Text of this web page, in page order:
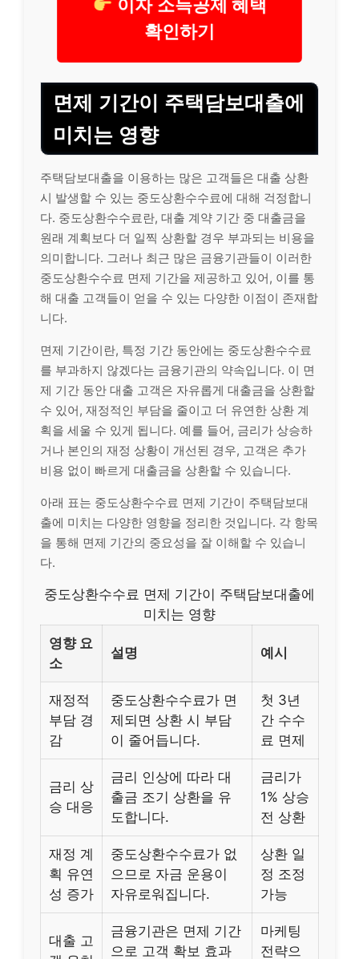
이자 소득공제 혜택
확인하기
면제 기간이 주택담보대출에
미치는 영향
주택담보대출을 이용하는 많은 고객들은 대출 상환
시 발생할 수 있는 중도상환수수료에 대해 걱정합니
다. 중도상환수수료란, 대출 계약 기간 중 대출금을
원래 계획보다 더 일찍 상환할 경우 부과되는 비용을
의미합니다. 그러나 최근 많은 금융기관들이 이러한
중도상환수수료 면제 기간을 제공하고 있어, 이를 통
해 대출 고객들이 얻을 수 있는 다양한 이점이 존재합
니다.
면제 기간이란, 특정 기간 동안에는 중도상환수수료
를 부과하지 않겠다는 금융기관의 약속입니다. 이 면
제 기간 동안 대출 고객은 자유롭게 대출금을 상환할
수 있어, 재정적인 부담을 줄이고 더 유연한 상환 계
획을 세울 수 있게 됩니다. 예를 들어, 금리가 상승하
거나 본인의 재정 상황이 개선된 경우, 고객은 추가
비용 없이 빠르게 대출금을 상환할 수 있습니다.
아래 표는 중도상환수수료 면제 기간이 주택담보대
출에 미치는 다양한 영향을 정리한 것입니다. 각 항목
을 통해 면제 기간의 중요성을 잘 이해할 수 있습니
다.
중도상환수수료 면제 기간이 주택담보대출에
미치는 영향
영향 요
소
설명 예시
재정적
부담 경
감
중도상환수수료가 면
제되면 상환 시 부담
이 줄어듭니다.
첫 3년
간 수수
료 면제
금리 상
승 대응
금리 인상에 따라 대
출금 조기 상환을 유
도합니다.
금리가
1% 상승
전 상환
재정 계
획 유연
성 증가
중도상환수수료가 없
으므로 자금 운용이
자유로워집니다.
상환 일
정 조정
가능
대출 고
금융기관은 면제 기간
으로 고객 확보 효과
마케팅
전략으